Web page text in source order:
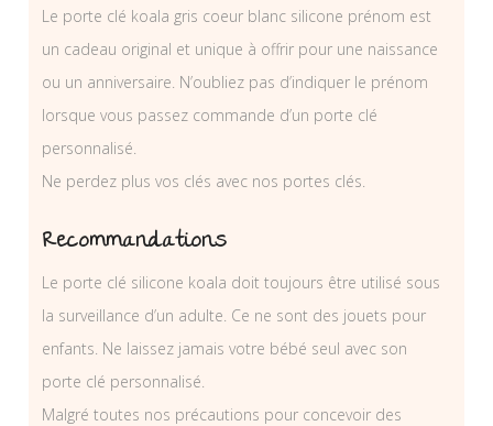
Le porte clé koala gris coeur blanc silicone prénom est
un cadeau original et unique à offrir pour une naissance
ou un anniversaire. N’oubliez pas d’indiquer le prénom
lorsque vous passez commande d’un porte clé
personnalisé.
Ne perdez plus vos clés avec nos portes clés.
Recommandations
Le porte clé silicone koala doit toujours être utilisé sous
la surveillance d’un adulte. Ce ne sont des jouets pour
enfants. Ne laissez jamais votre bébé seul avec son
porte clé personnalisé.
Malgré toutes nos précautions pour concevoir des